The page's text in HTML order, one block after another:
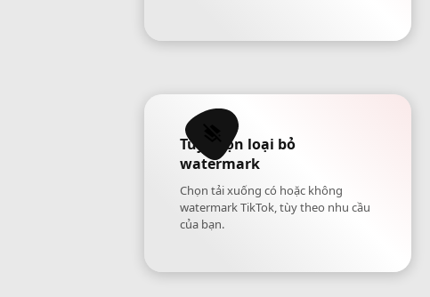
Tùy chọn loại bỏ
watermark
Chọn tải xuống có hoặc không
watermark TikTok, tùy theo nhu cầu
của bạn.